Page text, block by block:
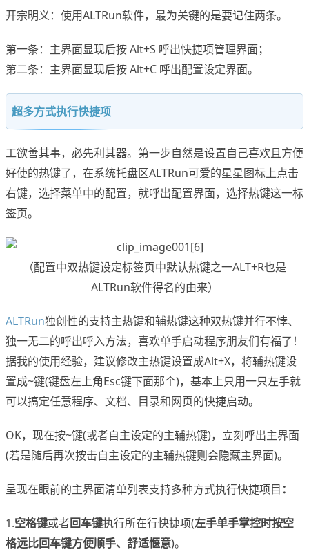
开宗明义：使用ALTRun软件，最为关键的是要记住两条。
第一条：主界面显现后按 Alt+S 呼出快捷项管理界面；
第二条：主界面显现后按 Alt+C 呼出配置设定界面。
超多方式执行快捷项
工欲善其事，必先利其器。第一步自然是设置自己喜欢且方便
好使的热键了，在系统托盘区ALTRun可爱的星星图标上点击
右键，选择菜单中的配置，就呼出配置界面，选择热键这一标
签页。
（配置中双热键设定标签页中默认热键之一ALT+R也是
ALTRun软件得名的由来）
ALTRun独创性的支持主热键和辅热键这种双热键并行不悖、
独一无二的呼出呼入方法，喜欢单手启动程序朋友们有福了！
据我的使用经验，建议修改主热键设置成Alt+X，将辅热键设
置成~键(键盘左上角Esc键下面那个)，基本上只用一只左手就
可以搞定任意程序、文档、目录和网页的快捷启动。
OK，现在按~键(或者自主设定的主辅热键)，立刻呼出主界面
(若是随后再次按击自主设定的主辅热键则会隐藏主界面)。
呈现在眼前的主界面清单列表支持多种方式执行快捷项目 ：
1.空格键或者回车键执行所在行快捷项(左手单手掌控时按空
格远比回车键方便顺手、舒适惬意)。